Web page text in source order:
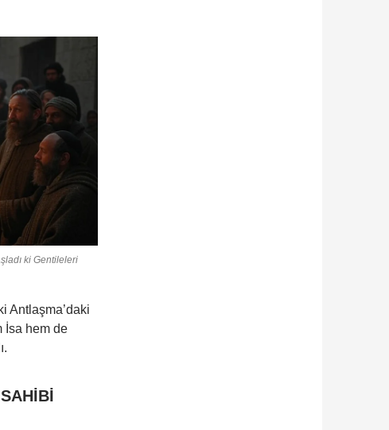
ki Gentileleri
Antlaşma’daki
İsa hem de